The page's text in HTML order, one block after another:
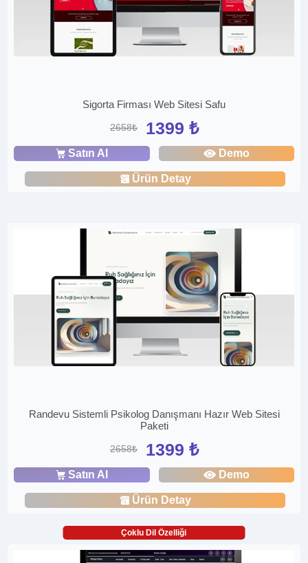
Sigorta Firması Web Sitesi Safu
2658₺ 1399 ₺
Satın Al Demo
Ürün Detay
Randevu Sistemli Psikolog Danışmanı Hazır Web Sitesi
Paketi
2658₺ 1399 ₺
Satın Al Demo
Ürün Detay
Çoklu Dil Özelliği